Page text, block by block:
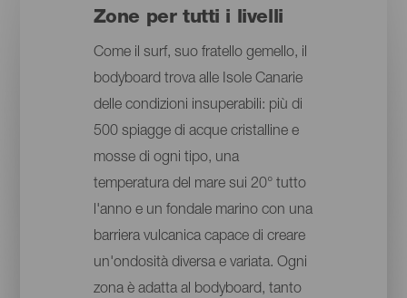
Zone per tutti i livelli
Come il surf, suo fratello gemello, il
bodyboard trova alle Isole Canarie
delle condizioni insuperabili: più di
500 spiagge di acque cristalline e
mosse di ogni tipo, una
temperatura del mare sui 20° tutto
l'anno e un fondale marino con una
barriera vulcanica capace di creare
un'ondosità diversa e variata. Ogni
zona è adatta al bodyboard, tanto